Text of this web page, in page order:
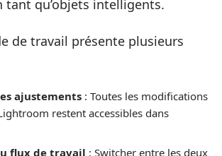
tant qu’objets intelligents.
de travail présente plusieurs
ajustements : Toutes les modifications
restent accessibles dans
flux de travail : Switcher entre les deux